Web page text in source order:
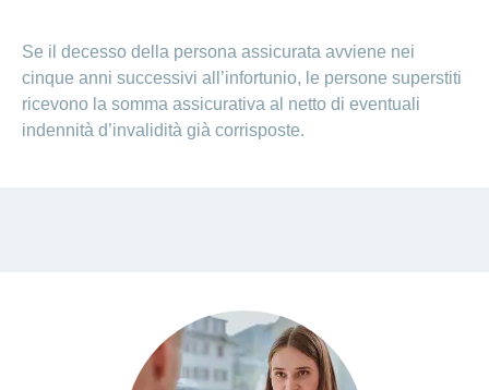
Se il decesso della persona assicurata avviene nei
cinque anni successivi all’infortunio, le persone superstiti
ricevono la somma assicurativa al netto di eventuali
indennità d’invalidità già corrisposte.